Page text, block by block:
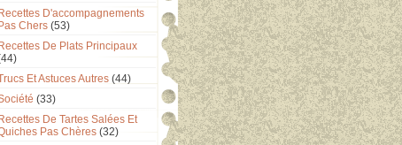
Recettes D'accompagnements
Pas Chers (53)
Recettes De Plats Principaux
Et Astuces Autres (44)
(33)
Recettes De Tartes Salées Et
Pas Chères (32)